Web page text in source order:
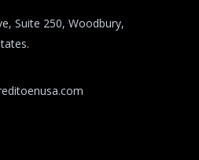
Suite 250, Woodbury,